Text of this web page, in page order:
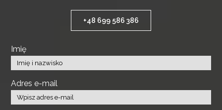
+48 699 586 386
Imię
Adres e-mail